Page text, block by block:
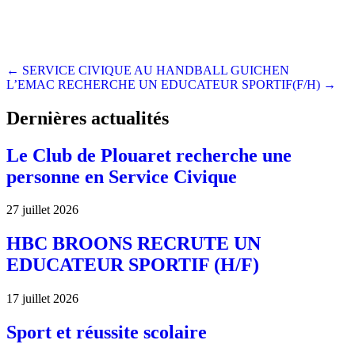
Posts
navigation
← SERVICE CIVIQUE AU HANDBALL GUICHEN
L’EMAC RECHERCHE UN EDUCATEUR SPORTIF(F/H) →
Dernières actualités
Le Club de Plouaret recherche une
personne en Service Civique
27 juillet 2026
HBC BROONS RECRUTE UN
EDUCATEUR SPORTIF (H/F)
17 juillet 2026
Sport et réussite scolaire